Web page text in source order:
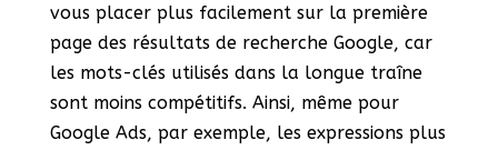
vous placer plus facilement sur la première
page des résultats de recherche Google, car
les mots-clés utilisés dans la longue traîne
sont moins compétitifs. Ainsi, même pour
Google Ads, par exemple, les expressions plus